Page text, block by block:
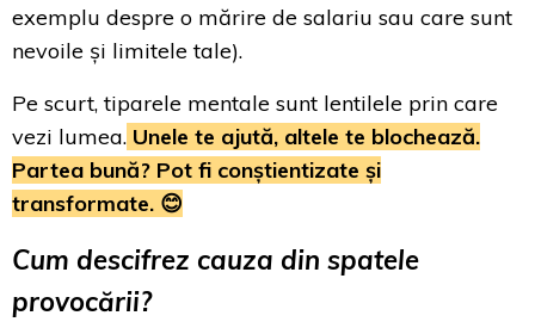
exemplu despre o mărire de salariu sau care sunt
nevoile și limitele tale).
Pe scurt, tiparele mentale sunt lentilele prin care
vezi lumea. Unele te ajută, altele te blochează.
Partea bună? Pot fi conștientizate și
transformate. 😊
Cum descifrez cauza din spatele
provocării?